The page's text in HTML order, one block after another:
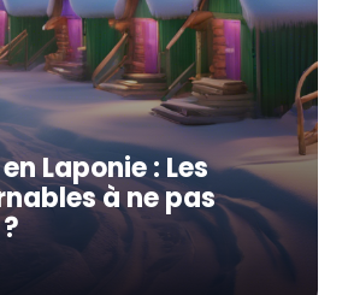
Laponie : Les
à ne pas